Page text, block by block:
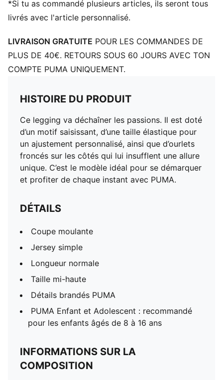
*Si tu as commandé plusieurs articles, ils seront tous
livrés avec l'article personnalisé.
LIVRAISON GRATUITE POUR LES COMMANDES DE
PLUS DE 40€. RETOURS SOUS 60 JOURS AVEC TON
COMPTE PUMA UNIQUEMENT.
HISTOIRE DU PRODUIT
Ce legging va déchaîner les passions. Il est doté
d’un motif saisissant, d’une taille élastique pour
un ajustement personnalisé, ainsi que d’ourlets
froncés sur les côtés qui lui insufflent une allure
unique. C’est le modèle idéal pour se démarquer
et profiter de chaque instant avec PUMA.
DÉTAILS
Coupe moulante
Jersey simple
Longueur normale
Taille mi-haute
Détails brandés PUMA
PUMA Enfant et Adolescent : recommandé
pour les enfants âgés de 8 à 16 ans
INFORMATIONS SUR LA
COMPOSITION